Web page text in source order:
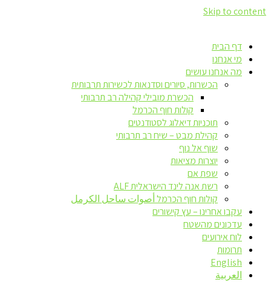
Skip to content
דף הבית
מי אנחנו
מה אנחנו עושים
הכשרות, סיורים וסדנאות לכשירות תרבותית
הכשרת מובילי קהילה רב תרבותי
קולות חוף הכרמל
תוכניות דיאלוג לסטודנטים
קהילת מבט – שיח רב תרבותי
שוף אל נוף
יוצרות מציאות
שפת אם
רשת אנה לינד הישראלית ALF
קולות חוף הכרמל أصوات ساحل الكرمل
עקבו אחרינו – עץ קישורים
עדכונים מהשטח
לוח אירועים
תרומות
English
العربية